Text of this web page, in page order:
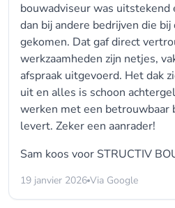
bouwadviseur was
dan bij andere bedrijven die bij
gekomen. Dat gaf direct
werkzaamheden zijn netjes,
afspraak uitgevoerd. Het dak
uit en alles is schoon
werken met een
levert. Zeker een aanrader!
Sam koos voor STRUCTIV
19 janvier 2026 Via Google